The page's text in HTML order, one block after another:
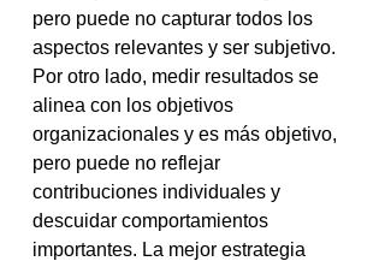
pero puede no capturar todos los
aspectos relevantes y ser subjetivo.
Por otro lado, medir resultados se
alinea con los objetivos
organizacionales y es más objetivo,
pero puede no reflejar
contribuciones individuales y
descuidar comportamientos
importantes. La mejor estrategia